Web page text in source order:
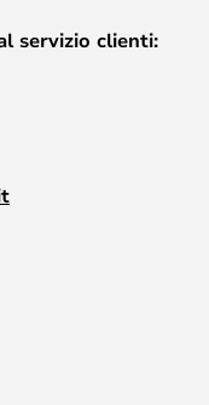
servizio clienti: